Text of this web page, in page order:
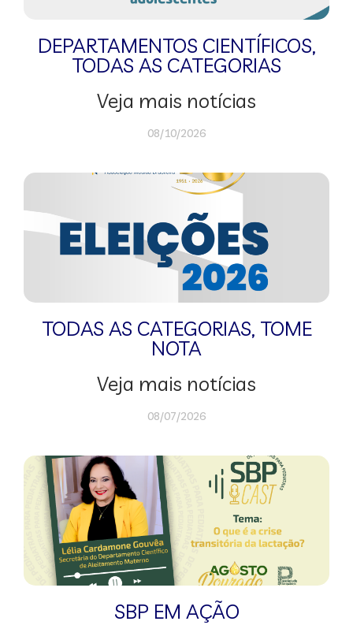
DEPARTAMENTOS CIENTÍFICOS,
TODAS AS CATEGORIAS
Veja mais notícias
08/10/2026
TODAS AS CATEGORIAS, TOME
NOTA
Veja mais notícias
08/07/2026
SBP EM AÇÃO